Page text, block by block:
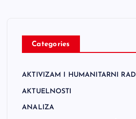
Categories
AKTIVIZAM I HUMANITARNI RAD
AKTUELNOSTI
ANALIZA